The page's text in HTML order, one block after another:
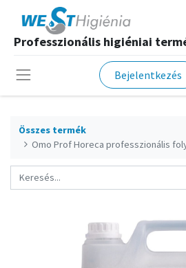
Professzionális higiéniai
Bejelentkezés
Összes termék
Omo Prof Horeca professzionális